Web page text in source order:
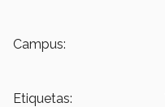
Campus:
Etiquetas: